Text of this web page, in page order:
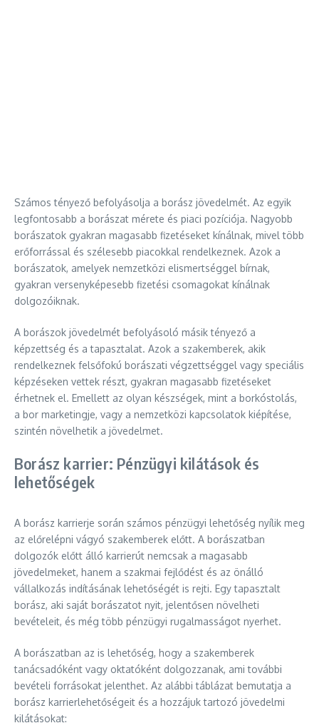
Számos tényező befolyásolja a borász jövedelmét. Az egyik
legfontosabb a borászat mérete és piaci pozíciója. Nagyobb
borászatok gyakran magasabb fizetéseket kínálnak, mivel több
erőforrással és szélesebb piacokkal rendelkeznek. Azok a
borászatok, amelyek nemzetközi elismertséggel bírnak,
gyakran versenyképesebb fizetési csomagokat kínálnak
dolgozóiknak.
A borászok jövedelmét befolyásoló másik tényező a
képzettség és a tapasztalat. Azok a szakemberek, akik
rendelkeznek felsőfokú borászati végzettséggel vagy speciális
képzéseken vettek részt, gyakran magasabb fizetéseket
érhetnek el. Emellett az olyan készségek, mint a borkóstolás,
a bor marketingje, vagy a nemzetközi kapcsolatok kiépítése,
szintén növelhetik a jövedelmet.
Borász karrier: Pénzügyi kilátások és
lehetőségek
A borász karrierje során számos pénzügyi lehetőség nyílik meg
az előrelépni vágyó szakemberek előtt. A borászatban
dolgozók előtt álló karrierút nemcsak a magasabb
jövedelmeket, hanem a szakmai fejlődést és az önálló
vállalkozás indításának lehetőségét is rejti. Egy tapasztalt
borász, aki saját borászatot nyit, jelentősen növelheti
bevételeit, és még több pénzügyi rugalmasságot nyerhet.
A borászatban az is lehetőség, hogy a szakemberek
tanácsadóként vagy oktatóként dolgozzanak, ami további
bevételi forrásokat jelenthet. Az alábbi táblázat bemutatja a
borász karrierlehetőségeit és a hozzájuk tartozó jövedelmi
kilátásokat: